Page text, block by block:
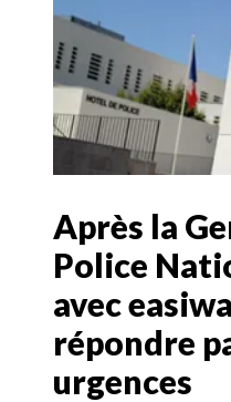
Après la
Police
avec
répondre
urgences